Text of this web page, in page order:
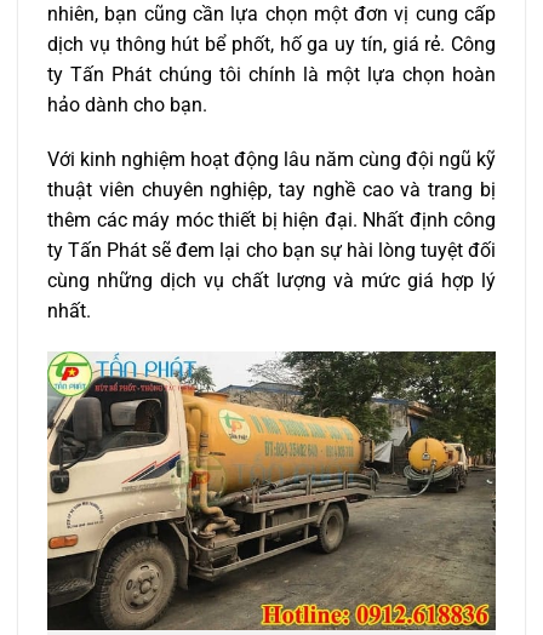
nhiên, bạn cũng cần lựa chọn một đơn vị cung cấp
dịch vụ thông hút bể phốt, hố ga uy tín, giá rẻ. Công
ty Tấn Phát chúng tôi chính là một lựa chọn hoàn
hảo dành cho bạn.
Với kinh nghiệm hoạt động lâu năm cùng đội ngũ kỹ
thuật viên chuyên nghiệp, tay nghề cao và trang bị
thêm các máy móc thiết bị hiện đại. Nhất định công
ty Tấn Phát sẽ đem lại cho bạn sự hài lòng tuyệt đối
cùng những dịch vụ chất lượng và mức giá hợp lý
nhất.